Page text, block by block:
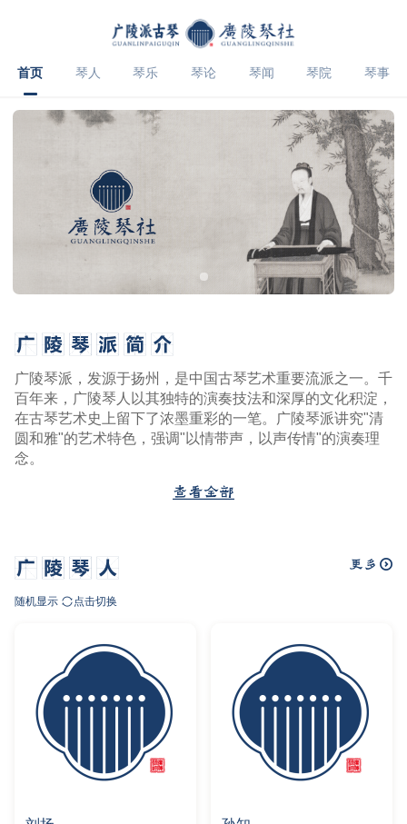
首页 琴人 琴乐 琴论 琴闻 琴院 琴事
广陵琴派，发源于扬州，是中国古琴艺术重要流派之一。千
百年来，广陵琴人以其独特的演奏技法和深厚的文化积淀，
在古琴艺术史上留下了浓墨重彩的一笔。广陵琴派讲究"清
圆和雅"的艺术特色，强调"以情带声，以声传情"的演奏理
念。
随机显示 点击切换